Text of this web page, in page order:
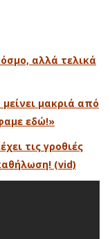
αλλά τελικά
μακριά από
εδώ!»
τις γροθιές
(vid)